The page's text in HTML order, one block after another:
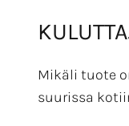
Mikäli tuote
suurissa